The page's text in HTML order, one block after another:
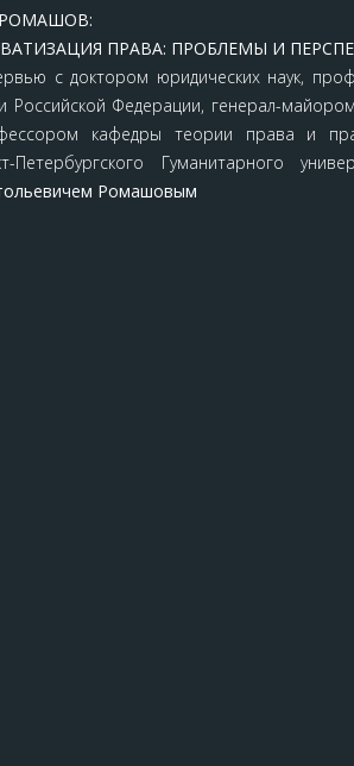
РОМАШОВ:
ПРАВА: ПРОБЛЕМЫ И
с доктором юридических наук,
Российской Федерации, генерал-
кафедры теории права и
Петербургского Гуманитарного
Ромашовым